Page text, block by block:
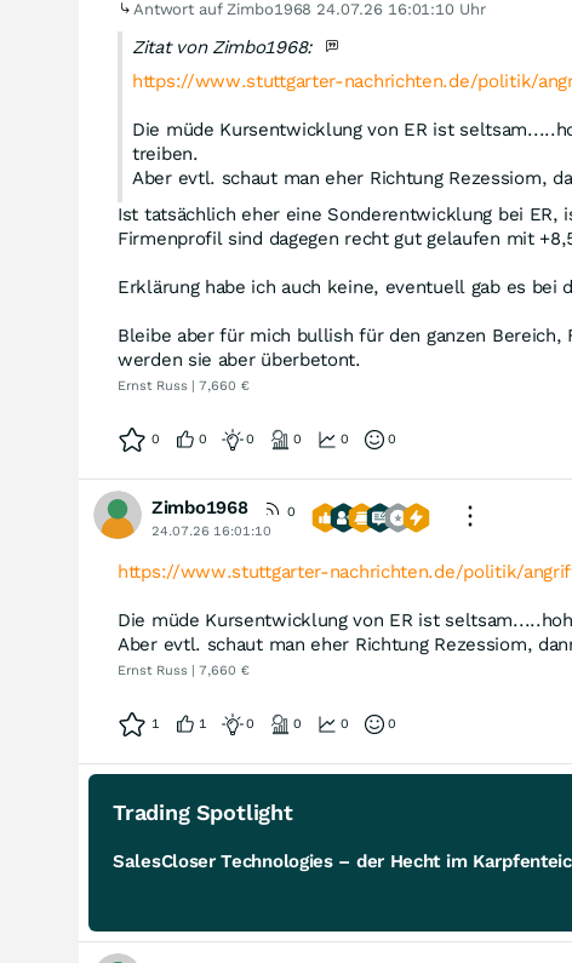
Antwort auf Zimbo1968 24.07.26 16:01:10 Uhr
Zitat von Zimbo1968:
https://www.stuttgarter-nachrichten.de/politik/
Die müde Kursentwicklung von ER ist
treiben.
Aber evtl. schaut man eher Richtung Rezessiom,
Ist tatsächlich eher eine Sonderentwicklung bei ER,
Firmenprofil sind dagegen recht gut gelaufen mit
Erklärung habe ich auch keine, eventuell gab es bei
Bleibe aber für mich bullish für den ganzen
werden sie aber überbetont.
Ernst Russ | 7,660 €
0 0 0 0 0 0
Zimbo1968
0
24.07.26 16:01:10
https://www.stuttgarter-nachrichten.de/politik/
Die müde Kursentwicklung von ER ist
Aber evtl. schaut man eher Richtung Rezessiom,
Ernst Russ | 7,660 €
1 1 0 0 0 0
Trading Spotlight
SalesCloser Technologies – der Hecht im